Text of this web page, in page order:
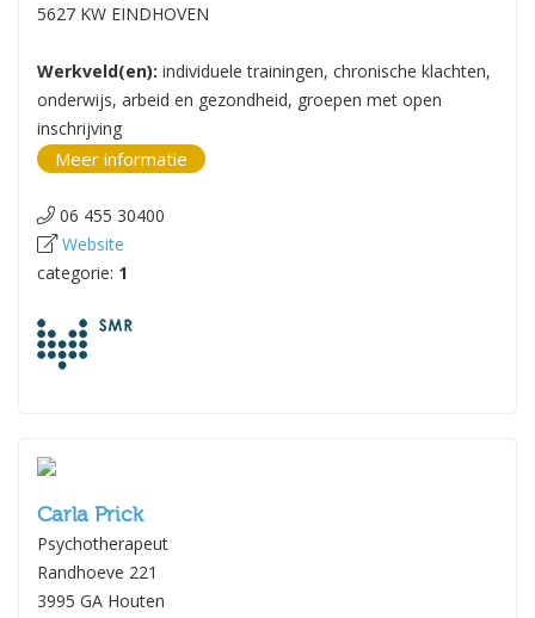
5627 KW EINDHOVEN
Werkveld(en): individuele trainingen, chronische klachten,
onderwijs, arbeid en gezondheid, groepen met open
inschrijving
Meer informatie
06 455 30400
Website
categorie: 1
Carla Prick
Psychotherapeut
Randhoeve 221
3995 GA Houten